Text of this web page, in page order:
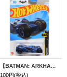
【BATMAN: ARKHAM KNIGHT BATMOBILE】NAVY/OR6SP
100円(税込)